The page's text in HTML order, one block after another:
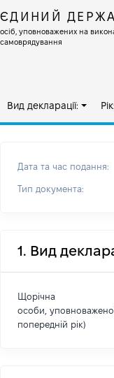
ЄДИНИЙ
осіб, уповноважених на
самоврядування
Вид декларації:
Дата та час подання:
Тип документа:
1. Вид
Щорічна
особи,
попередній рік)